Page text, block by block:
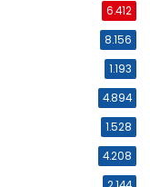
6.412
8.156
1.193
4.894
1.528
4.208